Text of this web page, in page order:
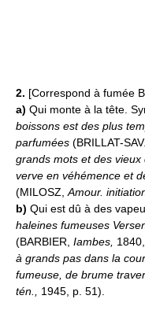
2. [Correspond à fumée
a) Qui monte à la tête.
boissons est des plus
parfumées (BRILLAT-
grands mots et des
verve en véhémence et
(MILOSZ, Amour.
b) Qui est dû à des
haleines fumeuses
(BARBIER, Iambes,
à grands pas dans la
fumeuse, de brume
tén., 1945, p. 51).